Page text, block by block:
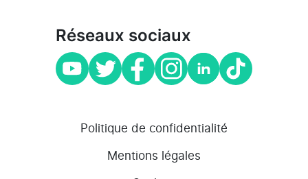
Réseaux sociaux
Politique de confidentialité
Mentions légales